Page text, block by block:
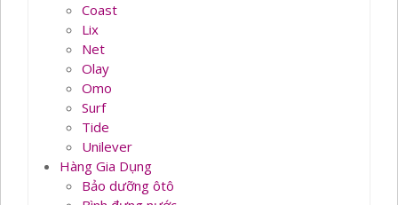
Coast
Lix
Net
Olay
Omo
Surf
Tide
Unilever
Hàng Gia Dụng
Bảo dưỡng ôtô